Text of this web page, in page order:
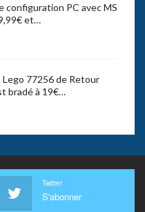
configuration PC avec MS
et…
Lego 77256 de Retour
bradé à 19€…
Twitter
S'abonner